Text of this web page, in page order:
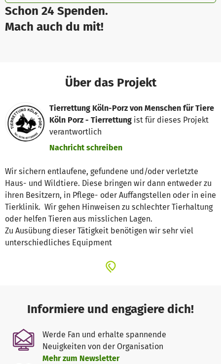
Schon 24 Spenden.
Mach auch du mit!
Über das Projekt
Tierrettung Köln-Porz von Menschen für Tiere
Köln Porz - Tierrettung ist für dieses Projekt
verantwortlich
Nachricht schreiben
Wir sichern entlaufene, gefundene und/oder verletzte
Haus- und Wildtiere. Diese bringen wir dann entweder zu
ihren Besitzern, in Pflege- oder Auffangstellen oder in eine
Tierklinik. Wir gehen Hinweisen zu schlechter Tierhaltung
oder helfen Tieren aus misslichen Lagen.
Zu Ausübung dieser Tätigkeit benötigen wir sehr viel
unterschiedliches Equipment
Informiere und engagiere dich!
Werde Fan und erhalte spannende
Neuigkeiten von der Organisation
Mehr zum Newsletter